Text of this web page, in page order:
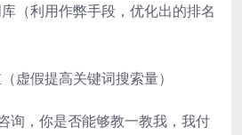
（利用作弊手段，优化出的排名
假提高关键词搜索量）
询，你是否能够教一教我，我付